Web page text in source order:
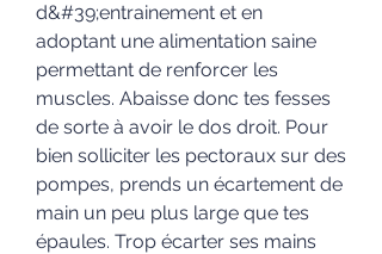
d&#39;entrainement et en
adoptant une alimentation saine
permettant de renforcer les
muscles. Abaisse donc tes fesses
de sorte à avoir le dos droit. Pour
bien solliciter les pectoraux sur des
pompes, prends un écartement de
main un peu plus large que tes
épaules. Trop écarter ses mains